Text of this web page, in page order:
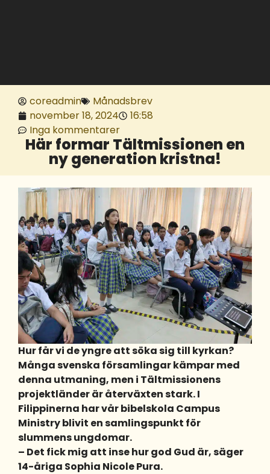
coreadmin
Månadsbrev
november 18, 2024
16:58
Inga kommentarer
Här formar Tältmissionen en
ny generation kristna!
Hur får vi de yngre att söka sig till kyrkan?
Många svenska församlingar kämpar med
denna utmaning, men i Tältmissionens
projektländer är återväxten stark. I
Filippinerna har vår bibelskola Campus
Ministry blivit en samlingspunkt för
slummens ungdomar.
– Det fick mig att inse hur god Gud är, säger
14-åriga Sophia Nicole Pura.